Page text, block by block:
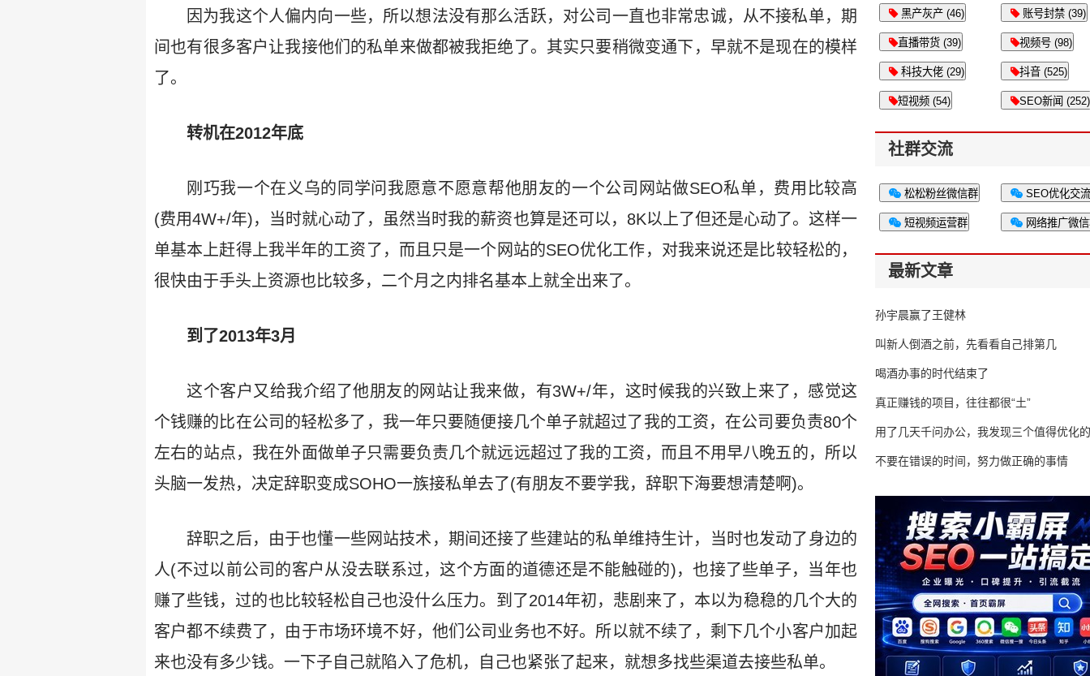
因为我这个人偏内向一些，所以想法没有那么活跃，对公司一直也非常忠诚，从不接私单，期
间也有很多客户让我接他们的私单来做都被我拒绝了。其实只要稍微变通下，早就不是现在的模样
了。
转机在2012年底
刚巧我一个在义乌的同学问我愿意不愿意帮他朋友的一个公司网站做SEO私单，费用比较高
(费用4W+/年)，当时就心动了，虽然当时我的薪资也算是还可以，8K以上了但还是心动了。这样一
单基本上赶得上我半年的工资了，而且只是一个网站的SEO优化工作，对我来说还是比较轻松的，
很快由于手头上资源也比较多，二个月之内排名基本上就全出来了。
到了2013年3月
这个客户又给我介绍了他朋友的网站让我来做，有3W+/年，这时候我的兴致上来了，感觉这
个钱赚的比在公司的轻松多了，我一年只要随便接几个单子就超过了我的工资，在公司要负责80个
左右的站点，我在外面做单子只需要负责几个就远远超过了我的工资，而且不用早八晚五的，所以
头脑一发热，决定辞职变成SOHO一族接私单去了(有朋友不要学我，辞职下海要想清楚啊)。
辞职之后，由于也懂一些网站技术，期间还接了些建站的私单维持生计，当时也发动了身边的
人(不过以前公司的客户从没去联系过，这个方面的道德还是不能触碰的)，也接了些单子，当年也
赚了些钱，过的也比较轻松自己也没什么压力。到了2014年初，悲剧来了，本以为稳稳的几个大的
客户都不续费了，由于市场环境不好，他们公司业务也不好。所以就不续了，剩下几个小客户加起
来也没有多少钱。一下子自己就陷入了危机，自己也紧张了起来，就想多找些渠道去接些私单。
黑产灰产 (46) 账号封禁 (39)
直播带货 (39) 视频号 (98)
科技大佬 (29) 抖音 (525)
短视频 (54) SEO新闻 (252)
社群交流
松松粉丝微信群 SEO优化交
短视频运营群 网络推广微
最新文章
孙宇晨赢了王健林
叫新人倒酒之前，先看看自己排第几
喝酒办事的时代结束了
真正赚钱的项目，往往都很“土”
用了几天千问办公，我发现三个值得优化
不要在错误的时间，努力做正确的事情